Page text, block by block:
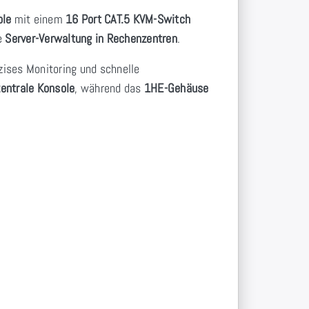
mit einem 16 Port CAT.5 KVM-Switch
Server-Verwaltung in Rechenzentren.
Monitoring und schnelle
Konsole, während das 1HE-Gehäuse